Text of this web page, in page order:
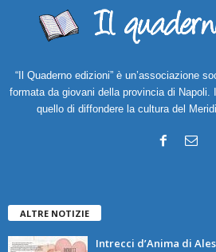
“Il Quaderno edizioni” è un’associazione
formata da giovani della provincia di Napoli.
quello di diffondere la cultura del
ALTRE NOTIZIE
Intrecci d’Anima di